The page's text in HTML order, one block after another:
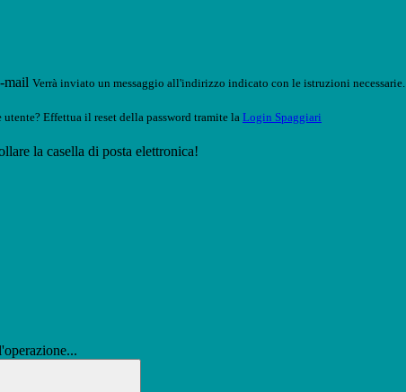
mail Verrà inviato un messaggio all'indirizzo indicato con le istruzioni necessarie.
Effettua il reset della password tramite la Login Spaggiari
la casella di posta elettronica!